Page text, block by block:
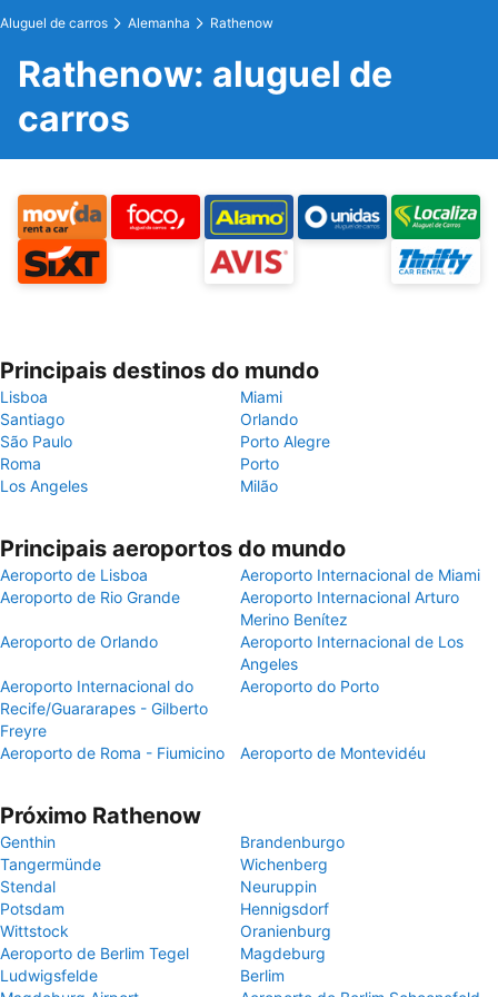
Aluguel de carros Alemanha Rathenow
Rathenow: aluguel de
carros
Principais destinos do mundo
Lisboa
Miami
Santiago
Orlando
São Paulo
Porto Alegre
Roma
Porto
Los Angeles
Milão
Principais aeroportos do mundo
Aeroporto de Lisboa
Aeroporto Internacional de Miami
Aeroporto de Rio Grande
Aeroporto Internacional Arturo
Merino Benítez
Aeroporto de Orlando
Aeroporto Internacional de Los
Angeles
Aeroporto Internacional do
Recife/Guararapes - Gilberto
Freyre
Aeroporto do Porto
Aeroporto de Roma - Fiumicino Aeroporto de Montevidéu
Próximo Rathenow
Genthin
Brandenburgo
Tangermünde
Wichenberg
Stendal
Neuruppin
Potsdam
Hennigsdorf
Wittstock
Oranienburg
Aeroporto de Berlim Tegel
Magdeburg
Ludwigsfelde
Berlim